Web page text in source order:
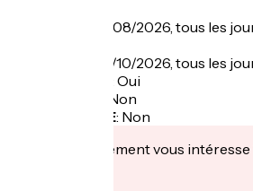
Du 11/05 au 28/08/2026, tous les
Du 31/08 au 29/10/2026, tous les
Oui
Non
Recharge VAE: Non
Cet établissement vous